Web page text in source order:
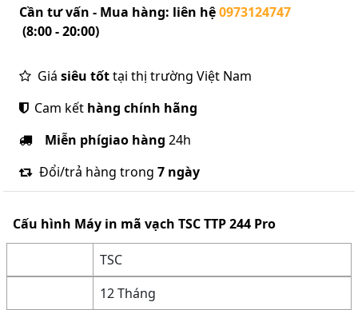
Cần tư vấn - Mua hàng: liên hệ0973124747
(8:00 - 20:00)
Giá siêu tốttại thị trường Việt Nam
Cam kết hàng chính hãng
Miễn phígiao hàng 24h
Đổi/trả hàng trong 7 ngày
Cấu hình Máy in mã vạch TSC TTP 244 Pro
TSC
12 Tháng